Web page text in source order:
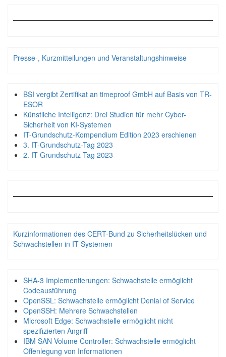
Presse-, Kurzmitteilungen und Veranstaltungshinweise
BSI vergibt Zertifikat an timeproof GmbH auf Basis von TR-
ESOR
Künstliche Intelligenz: Drei Studien für mehr Cyber-
Sicherheit von KI-Systemen
IT-Grundschutz-Kompendium Edition 2023 erschienen
3. IT-Grundschutz-Tag 2023
2. IT-Grundschutz-Tag 2023
Kurzinformationen des CERT-Bund zu Sicherheitslücken und
Schwachstellen in IT-Systemen
SHA-3 Implementierungen: Schwachstelle ermöglicht
Codeausführung
OpenSSL: Schwachstelle ermöglicht Denial of Service
OpenSSH: Mehrere Schwachstellen
Microsoft Edge: Schwachstelle ermöglicht nicht
spezifizierten Angriff
IBM SAN Volume Controller: Schwachstelle ermöglicht
Offenlegung von Informationen